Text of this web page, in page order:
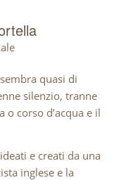
quasi di
silenzio, tranne
corso d’acqua e il
e creati da una
inglese e la